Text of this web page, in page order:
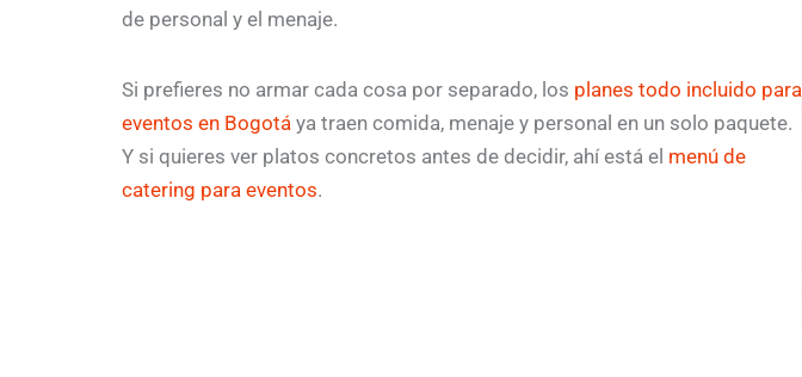
de personal y el menaje.
Si prefieres no armar cada cosa por separado, los planes todo incluido para
eventos en Bogotá ya traen comida, menaje y personal en un solo paquete.
Y si quieres ver platos concretos antes de decidir, ahí está el menú de
catering para eventos.